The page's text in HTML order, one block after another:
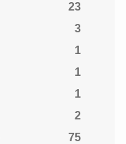
23
3
1
1
1
2
75